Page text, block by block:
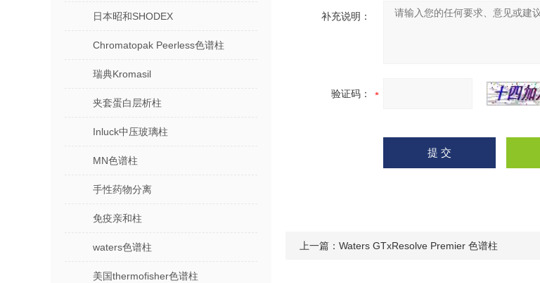
日本昭和SHODEX
Chromatopak Peerless色谱柱
瑞典Kromasil
夹套蛋白层析柱
Inluck中压玻璃柱
MN色谱柱
手性药物分离
免疫亲和柱
waters色谱柱
美国thermofisher色谱柱
补充说明：
验证码：
上一篇： Waters GTxResolve Premier 色谱柱